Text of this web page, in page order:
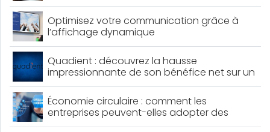
Optimisez votre communication grâce à
l’affichage dynamique
Quadient : découvrez la hausse
impressionnante de son bénéfice net sur un
an !
Économie circulaire : comment les
entreprises peuvent-elles adopter des
pratiques durables ?